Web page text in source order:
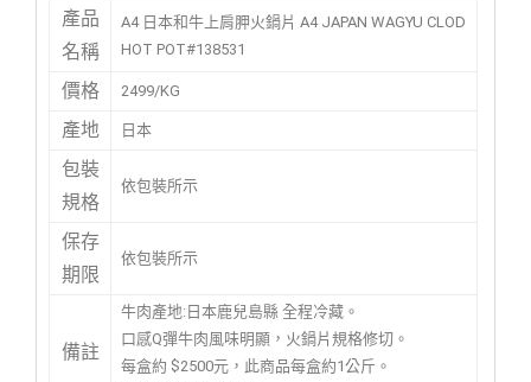
產品
名稱
A4 日本和牛上肩胛火鍋片 A4 JAPAN WAGYU CLOD
HOT POT#138531
價格 2499/KG
產地 日本
包裝
規格
依包裝所示
保存
期限
依包裝所示
備註
牛肉產地:日本鹿兒島縣 全程冷藏。
口感Q彈牛肉風味明顯，火鍋片規格修切。
每盒約 $2500元，此商品每盒約1公斤。